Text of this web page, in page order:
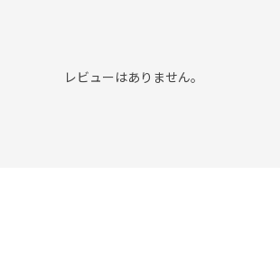
レビューはありません。